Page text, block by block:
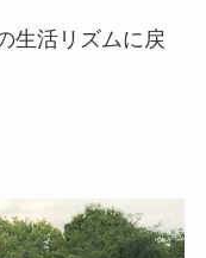
生活リズムに戻